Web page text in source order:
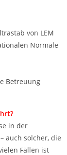
von LEM
Normale
Betreuung
in der
auch solcher, die
Fällen ist